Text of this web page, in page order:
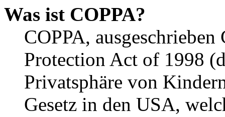
Was ist COPPA?
COPPA,
Protection Act of 1998
Privatsphäre von
Gesetz in den USA,